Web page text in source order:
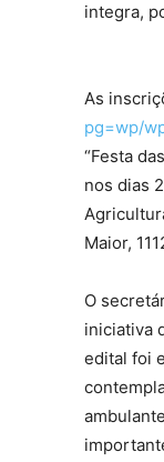
integra,
As
pg=wp/
“Festa
nos dias
Maior,
O
iniciativa
edital foi